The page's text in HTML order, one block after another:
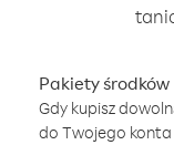
Pakiety środków
Gdy kupisz
do Twojego